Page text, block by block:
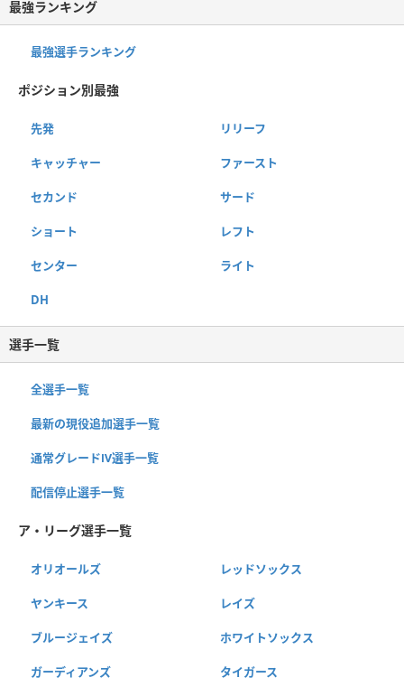
最強ランキング
最強選手ランキング
ポジション別最強
先発 リリーフ
キャッチャー ファースト
セカンド サード
ショート レフト
センター ライト
DH
選手一覧
全選手一覧
最新の現役追加選手一覧
通常グレードⅣ選手一覧
配信停止選手一覧
ア・リーグ選手一覧
オリオールズ レッドソックス
ヤンキース レイズ
ブルージェイズ ホワイトソックス
ガーディアンズ タイガース